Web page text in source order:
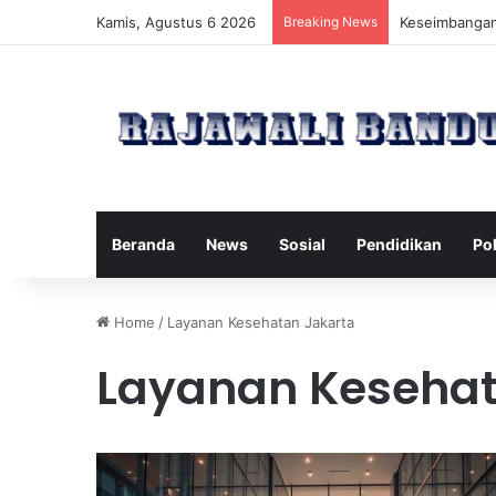
Kamis, Agustus 6 2026 Breaking News Manfaat
Beranda News Sosial Pendidikan
Home / Layanan Kesehatan Jakarta
Layanan